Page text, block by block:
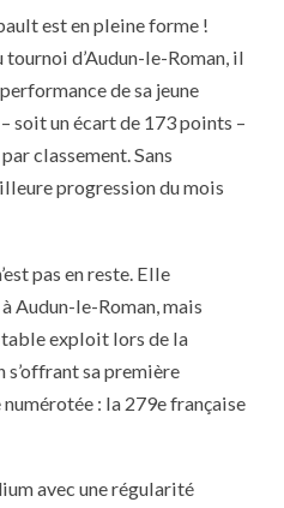
THIBAULT
est en pleine forme !
d’Audun-le-Roman, il
de sa jeune
soit un écart de 173 points –
classement. Sans
progression du mois
pas en reste. Elle
Audun-le-Roman, mais
exploit lors de la
s’offrant sa première
: la 279e française
avec une régularité